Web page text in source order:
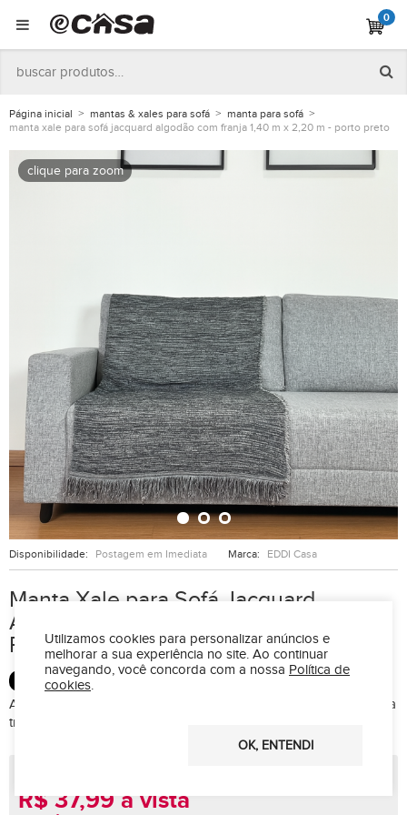
0
Página inicial mantas & xales para sofá
manta para sofá
manta xale para sofá jacquard algodão com franja 1,40 m x 2,20 m - porto preto
clique para zoom
Disponibilidade: Postagem em Imediata Marca: EDDI Casa
Manta Xale para Sofá Jacquard
Algodão com Franja 1,40 m x 2,20 m -
Porto Preto
COM ALGODÃO
A Manta Xale Jacqurd para Sofá une conforto e sofisticação para
transformar qualquer ambiente.
R$ 37,99 à vista
Utilizamos cookies para personalizar anúncios e
melhorar a sua experiência no site. Ao continuar
navegando, você concorda com a nossa Política de
cookies.
OK, ENTENDI